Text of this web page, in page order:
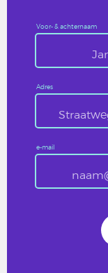
Voor- & achternaam
Adres
e-mail